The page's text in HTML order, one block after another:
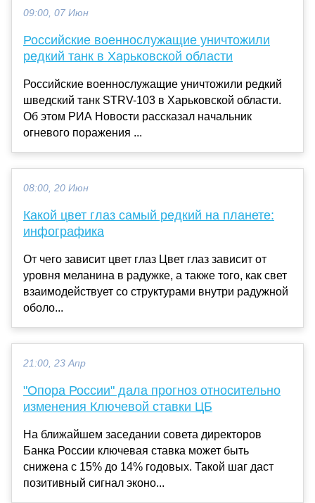
09:00, 07 Июн
Российские военнослужащие уничтожили
редкий танк в Харьковской области
Российские военнослужащие уничтожили редкий
шведский танк STRV-103 в Харьковской области.
Об этом РИА Новости рассказал начальник
огневого поражения ...
08:00, 20 Июн
Какой цвет глаз самый редкий на планете:
инфографика
От чего зависит цвет глаз Цвет глаз зависит от
уровня меланина в радужке, а также того, как свет
взаимодействует со структурами внутри радужной
оболо...
21:00, 23 Апр
"Опора России" дала прогноз относительно
изменения Ключевой ставки ЦБ
На ближайшем заседании совета директоров
Банка России ключевая ставка может быть
снижена с 15% до 14% годовых. Такой шаг даст
позитивный сигнал эконо...